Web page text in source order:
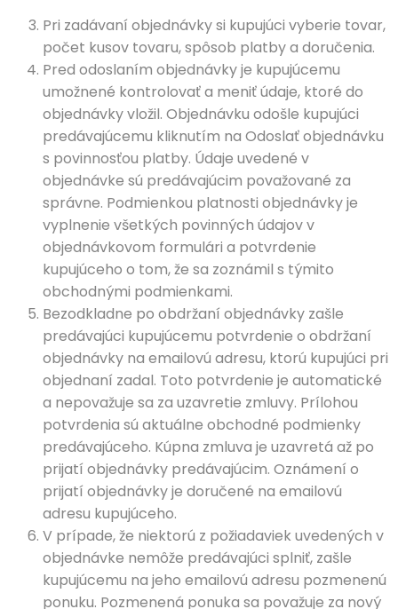
Pri zadávaní objednávky si kupujúci vyberie tovar,
počet kusov tovaru, spôsob platby a doručenia.
Pred odoslaním objednávky je kupujúcemu
umožnené kontrolovať a meniť údaje, ktoré do
objednávky vložil. Objednávku odošle kupujúci
predávajúcemu kliknutím na Odoslať objednávku
s povinnosťou platby. Údaje uvedené v
objednávke sú predávajúcim považované za
správne. Podmienkou platnosti objednávky je
vyplnenie všetkých povinných údajov v
objednávkovom formulári a potvrdenie
kupujúceho o tom, že sa zoznámil s týmito
obchodnými podmienkami.
Bezodkladne po obdržaní objednávky zašle
predávajúci kupujúcemu potvrdenie o obdržaní
objednávky na emailovú adresu, ktorú kupujúci pri
objednaní zadal. Toto potvrdenie je automatické
a nepovažuje sa za uzavretie zmluvy. Prílohou
potvrdenia sú aktuálne obchodné podmienky
predávajúceho. Kúpna zmluva je uzavretá až po
prijatí objednávky predávajúcim. Oznámení o
prijatí objednávky je doručené na emailovú
adresu kupujúceho.
V prípade, že niektorú z požiadaviek uvedených v
objednávke nemôže predávajúci splniť, zašle
kupujúcemu na jeho emailovú adresu pozmenenú
ponuku. Pozmenená ponuka sa považuje za nový